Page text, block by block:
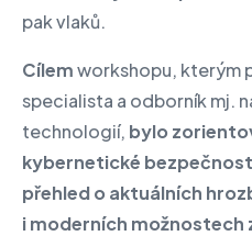
pak vlaků.
Cílemworkshopu, kterým
specialista a odborník mj.
technologií, bylo
kybernetické
přehled o aktuálních
i moderních